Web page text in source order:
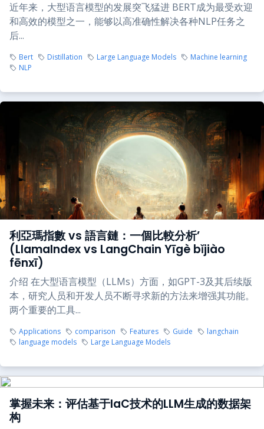
近年来，大型语言模型的发展突飞猛进 BERT成为最受欢迎
和高效的模型之一，能够以高准确性解决各种NLP任务之
后...
Bert Distillation Large Language Models
Machine learning
NLP
利亞瑪指數 vs 語言鏈：一個比較分析’
(LlamaIndex vs LangChain Yīgè bǐjiào
fēnxī)
介绍 在大型语言模型（LLMs）方面，如GPT-3及其后续版
本，研究人员和开发人员不断寻求新的方法来增强其功能。
两个重要的工具...
Applications comparison Features Guide
langchain
language models
Large Language Models
掌握未来：评估基于IaC技术的LLM生成的数据架
构